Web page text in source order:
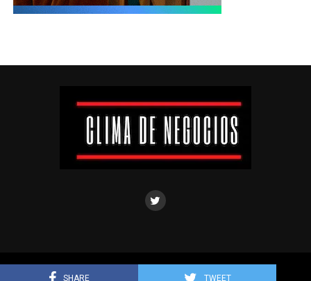
SHARE TWEET
Clima de negocios © Todos los derechos reservados.